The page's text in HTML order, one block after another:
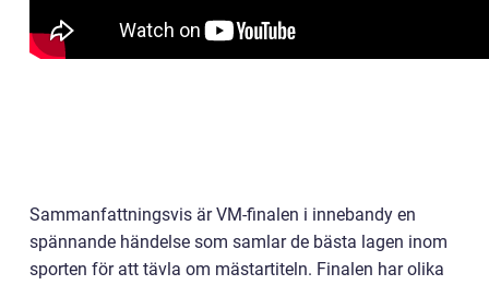
Sammanfattningsvis är VM-finalen i innebandy en
spännande händelse som samlar de bästa lagen inom
sporten för att tävla om mästartiteln. Finalen har olika